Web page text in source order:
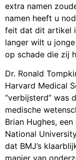
extra namen
namen heeft u
feit dat dit artikel
langer wilt u
op schade die zij
Dr. Ronald
Harvard Medical
“verbijsterd” was
medische
Brian Hughes,
National
dat BMJ’s